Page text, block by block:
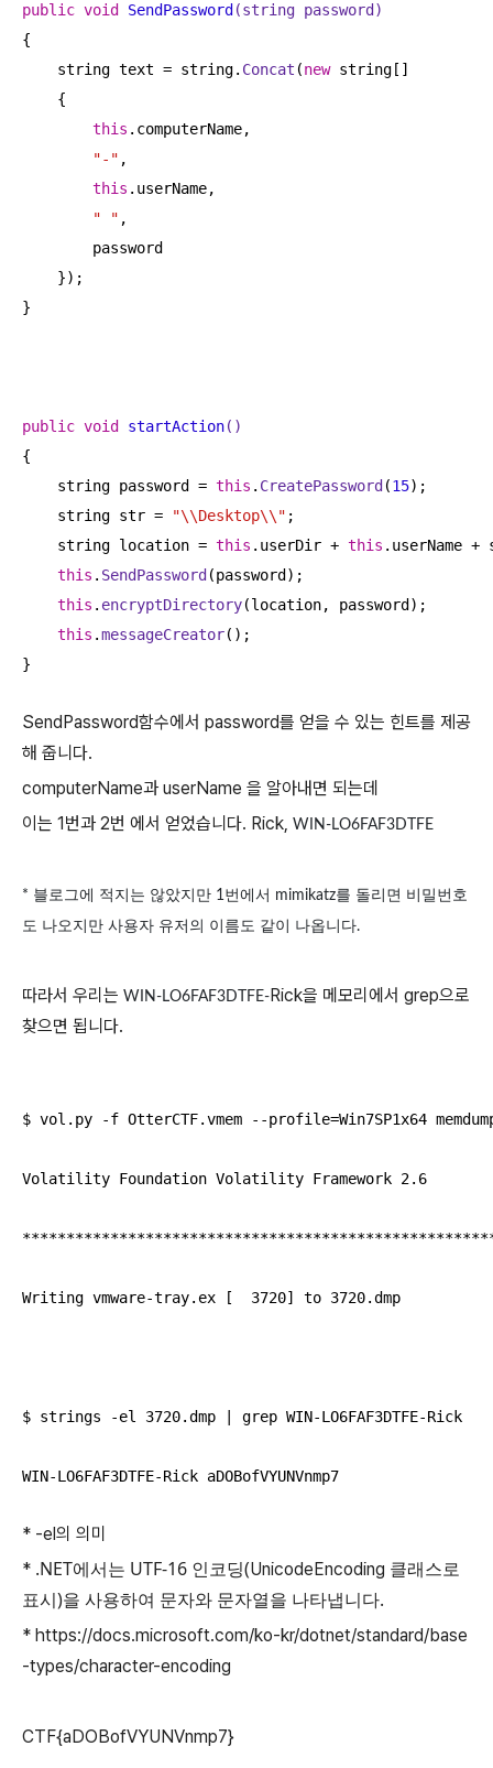
public void SendPassword (string password)
{
    string text = string.
Concat (new string[]
    {
this .computerName,
"-" ,
this .userName,
" " ,
        password
    });
}
public void startAction()
{
    string password =
this . CreatePassword (15);
    string str =
"\\Desktop\\" ;
    string location =
this .userDir + this .userName
this . SendPassword (password);
this . encryptDirectory(location, password);
this .messageCreator();
}
SendPassword함수에서 password를 얻을 수 있는 힌트를 제공
해 줍니다.
computerName과 userName 을 알아내면 되는데
이는 1번과 2번 에서 얻었습니다. Rick, WIN-LO6FAF3DTFE
* 블로그에 적지는 않았지만 1번에서 mimikatz를 돌리면 비밀번호
도 나오지만 사용자 유저의 이름도 같이 나옵니다.
따라서 우리는 WIN-LO6FAF3DTFE-Rick을 메모리에서 grep으로
찾으면 됩니다.
$ vol.py -f OtterCTF.vmem --profile=Win7SP1x64
Volatility Foundation Volatility Framework 2.6
Writing vmware-tray.ex [  3720] to 3720.dmp
$ strings -el 3720.dmp | grep WIN-LO6FAF3DTFE-Rick
WIN-LO6FAF3DTFE-Rick aDOBofVYUNVnmp7
* -el의 의미
* .NET에서는 UTF-16 인코딩(UnicodeEncoding 클래스로
표시)을 사용하여 문자와 문자열을 나타냅니다.
* https://docs.microsoft.com/ko-kr/dotnet/standard/base
-types/character-encoding
CTF{aDOBofVYUNVnmp7}